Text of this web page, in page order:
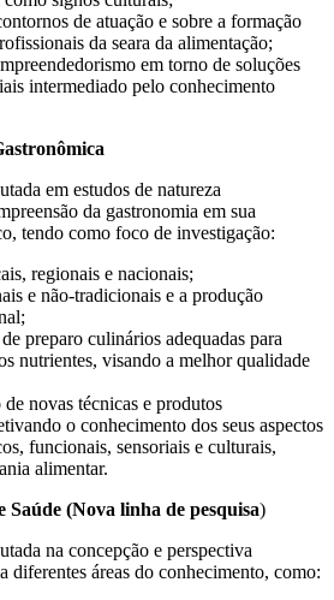
de atuação e sobre a formação
da seara da alimentação;
em torno de soluções
intermediado pelo conhecimento
em estudos de natureza
da gastronomia em sua
tendo como foco de investigação:
regionais e nacionais;
e não-tradicionais e a produção
preparo culinários adequadas para
nutrientes, visando a melhor qualidade
novas técnicas e produtos
o conhecimento dos seus aspectos
funcionais, sensoriais e culturais,
alimentar.
(Nova linha de pesquisa)
na concepção e perspectiva
diferentes áreas do conhecimento, como: